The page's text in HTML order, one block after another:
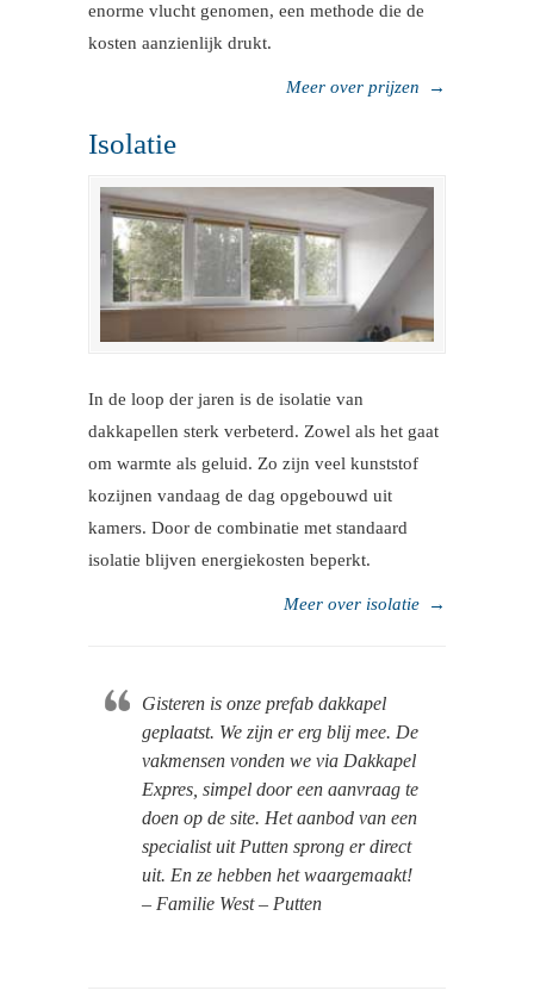
enorme vlucht genomen, een methode die de
kosten aanzienlijk drukt.
Meer over prijzen →
Isolatie
In de loop der jaren is de isolatie van
dakkapellen sterk verbeterd. Zowel als het gaat
om warmte als geluid. Zo zijn veel kunststof
kozijnen vandaag de dag opgebouwd uit
kamers. Door de combinatie met standaard
isolatie blijven energiekosten beperkt.
Meer over isolatie →
Gisteren is onze prefab dakkapel
geplaatst. We zijn er erg blij mee. De
vakmensen vonden we via Dakkapel
Expres, simpel door een aanvraag te
doen op de site. Het aanbod van een
specialist uit Putten sprong er direct
uit. En ze hebben het waargemaakt!
– Familie West – Putten